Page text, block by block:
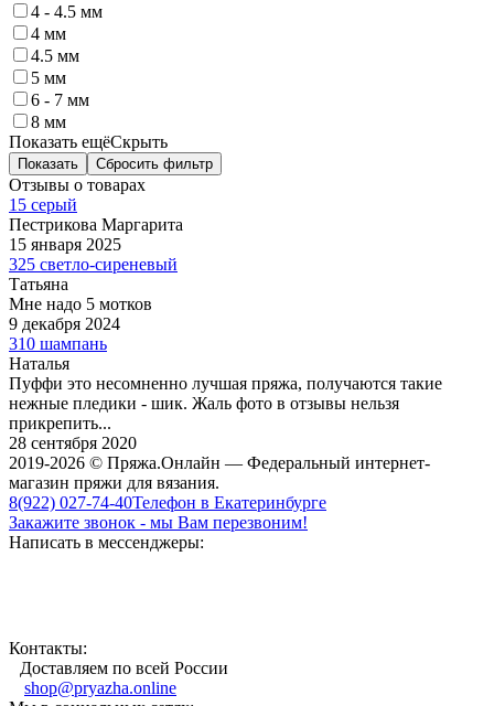
4 - 4.5 мм
4 мм
4.5 мм
5 мм
6 - 7 мм
8 мм
Показать ещёСкрыть
Показать Сбросить фильтр
Отзывы о товарах
15 серый
Пестрикова Маргарита
15 января 2025
325 светло-сиреневый
Татьяна
Мне надо 5 мотков
9 декабря 2024
310 шампань
Наталья
Пуффи это несомненно лучшая пряжа, получаются такие
нежные пледики - шик. Жаль фото в отзывы нельзя
прикрепить...
28 сентября 2020
2019-2026 © Пряжа.Онлайн — Федеральный интернет-
магазин пряжи для вязания.
8(922) 027-74-40Телефон в Екатеринбурге
Закажите звонок - мы Вам перезвоним!
Написать в мессенджеры:
Контакты:
Доставляем по всей России
shop@pryazha.online